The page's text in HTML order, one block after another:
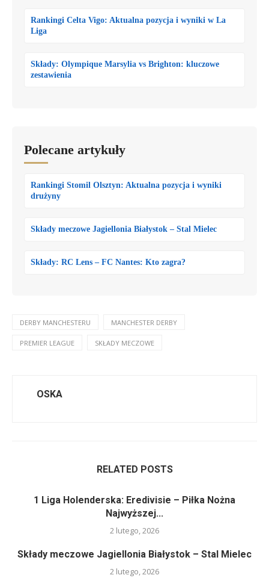
Rankingi Celta Vigo: Aktualna pozycja i wyniki w La
Liga
Składy: Olympique Marsylia vs Brighton: kluczowe
zestawienia
Polecane artykuły
Rankingi Stomil Olsztyn: Aktualna pozycja i wyniki
drużyny
Składy meczowe Jagiellonia Białystok – Stal Mielec
Składy: RC Lens – FC Nantes: Kto zagra?
DERBY MANCHESTERU MANCHESTER DERBY
PREMIER LEAGUE SKŁADY MECZOWE
OSKA
RELATED POSTS
1 Liga Holenderska: Eredivisie – Piłka Nożna
Najwyższej...
2 lutego, 2026
Składy meczowe Jagiellonia Białystok – Stal Mielec
2 lutego, 2026